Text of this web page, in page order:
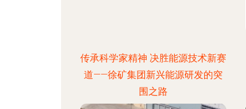
传承科学家精神 决胜能源技术新赛
道——徐矿集团新兴能源研发的突
围之路